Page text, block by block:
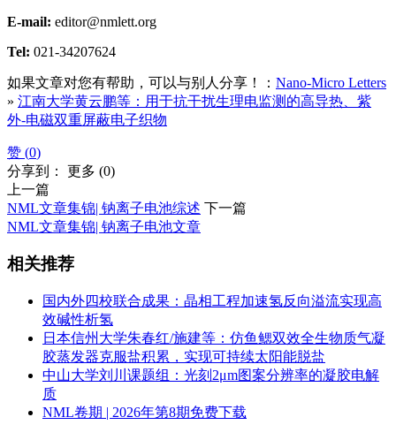
E-mail: editor@nmlett.org
Tel: 021-34207624
如果文章对您有帮助，可以与别人分享！： Nano-Micro Letters
» 江南大学黄云鹏等：用于抗干扰生理电监测的高导热、紫
外-电磁双重屏蔽电子织物
赞 (0)
分享到： 更多 (0)
上一篇
NML文章集锦| 钠离子电池综述 下一篇
NML文章集锦| 钠离子电池文章
相关推荐
国内外四校联合成果：晶相工程加速氢反向溢流实现高
效碱性析氢
日本信州大学朱春红/施建等：仿鱼鳃双效全生物质气凝
胶蒸发器克服盐积累，实现可持续太阳能脱盐
中山大学刘川课题组：光刻2μm图案分辨率的凝胶电解
质
NML卷期 | 2026年第8期免费下载